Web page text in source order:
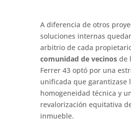
A diferencia de otros
soluciones internas
arbitrio de cada
comunidad de vecinosde
Ferrer 43 optó por una
unificada que garantizase
homogeneidad técnica y
revalorización equitativa
inmueble.